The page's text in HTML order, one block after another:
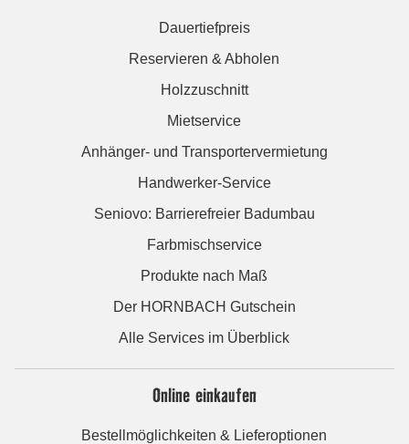
Dauertiefpreis
Reservieren & Abholen
Holzzuschnitt
Mietservice
Anhänger- und Transportervermietung
Handwerker-Service
Seniovo: Barrierefreier Badumbau
Farbmischservice
Produkte nach Maß
Der HORNBACH Gutschein
Alle Services im Überblick
Online einkaufen
Bestellmöglichkeiten & Lieferoptionen